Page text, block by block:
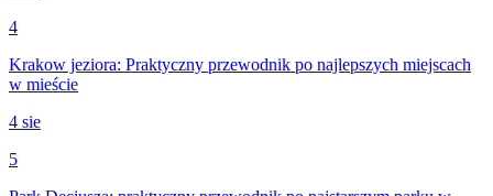
4
Krakow jeziora: Praktyczny przewodnik po najlepszych miejscach
w mieście
4 sie
5